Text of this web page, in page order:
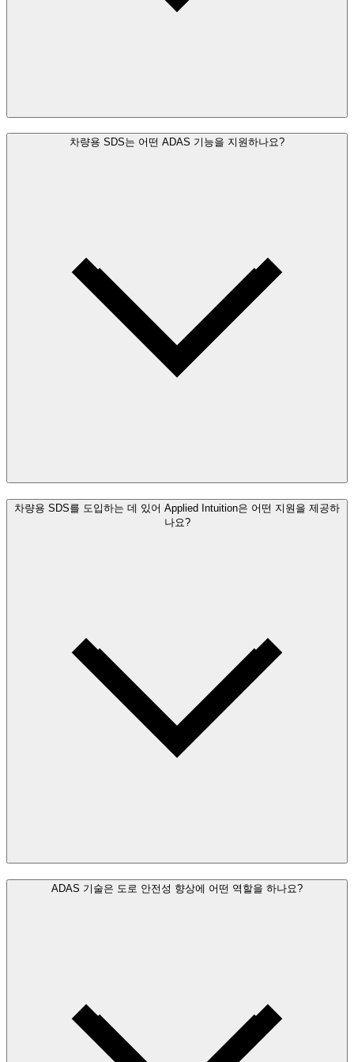
차량용 SDS는 어떤 ADAS 기능을 지원하나요?
차량용 SDS를 도입하는 데 있어 Applied Intuition은 어떤 지원을 제공하
나요?
ADAS 기술은 도로 안전성 향상에 어떤 역할을 하나요?